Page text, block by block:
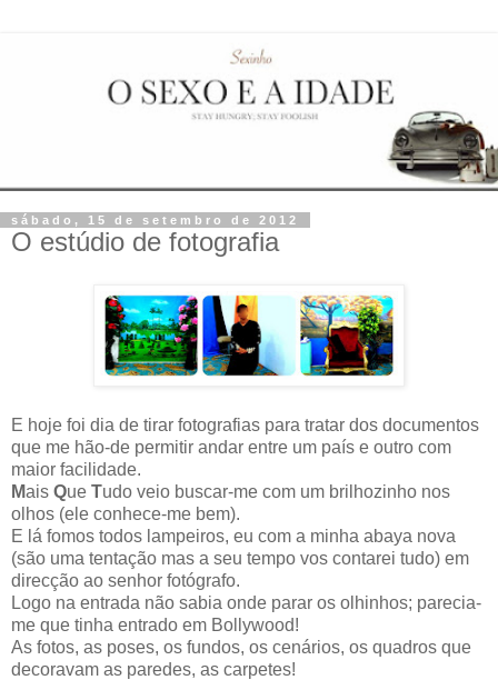
sábado, 15 de setembro de 2012
O estúdio de fotografia
E hoje foi dia de tirar fotografias para tratar dos documentos
que me hão-de permitir andar entre um país e outro com
maior facilidade.
Mais Que Tudo veio buscar-me com um brilhozinho nos
olhos (ele conhece-me bem).
E lá fomos todos lampeiros, eu com a minha abaya nova
(são uma tentação mas a seu tempo vos contarei tudo) em
direcção ao senhor fotógrafo.
Logo na entrada não sabia onde parar os olhinhos; parecia-
me que tinha entrado em Bollywood!
As fotos, as poses, os fundos, os cenários, os quadros que
decoravam as paredes, as carpetes!